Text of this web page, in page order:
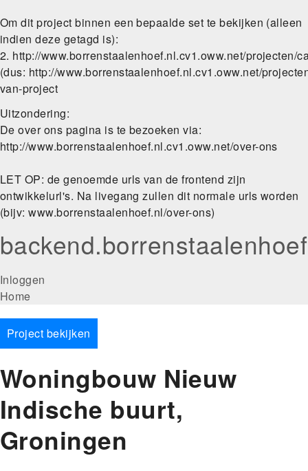
Om dit project binnen een bepaalde set te bekijken (alleen
indien deze getagd is):
2. http://www.borrenstaalenhoef.nl.cv1.oww.net/projecten/
(dus: http://www.borrenstaalenhoef.nl.cv1.oww.net/
van-project
Uitzondering:
De over ons pagina is te bezoeken via:
http://www.borrenstaalenhoef.nl.cv1.oww.net/over-ons
LET OP: de genoemde urls van de frontend zijn
ontwikkelurl's. Na livegang zullen dit normale urls worden
(bijv: www.borrenstaalenhoef.nl/over-ons)
User
account
menu
Inloggen
Main
navigation
Home
Project bekijken
Woningbouw Nieuw
Indische buurt,
Groningen